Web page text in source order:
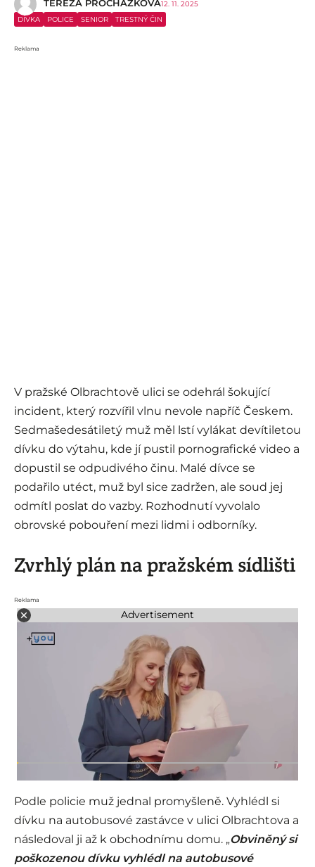
TEREZA PROCHÁZKOVÁ12. 11. 2025
DÍVKA
POLICE SENIOR TRESTNÝ ČIN
Reklama
V pražské Olbrachtově ulici se odehrál šokující
incident, který rozvířil vlnu nevole napříč Českem.
Sedmašedesátiletý muž měl lstí vylákat devítiletou
dívku do výtahu, kde jí pustil pornografické video a
dopustil se odpudivého činu. Malé dívce se
podařilo utéct, muž byl sice zadržen, ale soud jej
odmítl poslat do vazby. Rozhodnutí vyvolalo
obrovské pobouření mezi lidmi i odborníky.
Zvrhlý plán na pražském sídlišti
Reklama
Advertisement
Podle policie muž jednal promyšleně. Vyhlédl si
dívku na autobusové zastávce v ulici Olbrachtova a
následoval ji až k obchodnímu domu. „Obviněný si
poškozenou dívku vyhlédl na autobusové